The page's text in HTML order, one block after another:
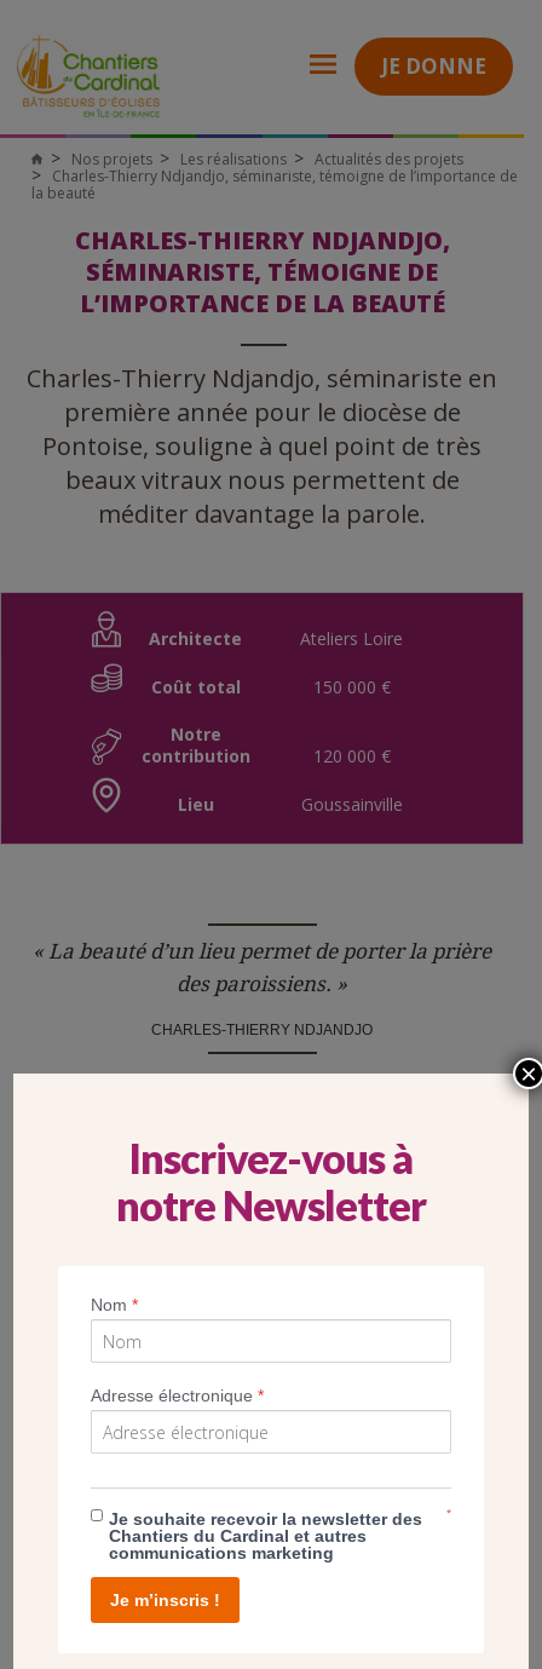
JE DONNE
Nos projets Les réalisations
Actualités des projets
Charles-Thierry Ndjandjo, séminariste, témoigne de l’importance de
la beauté
CHARLES-THIERRY NDJANDJO,
SÉMINARISTE, TÉMOIGNE DE
L’IMPORTANCE DE LA BEAUTÉ
Charles-Thierry Ndjandjo, séminariste en
première année pour le diocèse de
Pontoise, souligne à quel point de très
beaux vitraux nous permettent de
méditer davantage la parole.
Architecte Ateliers Loire
Coût total 150 000 €
Notre
contribution
120 000 €
Lieu Goussainville
« La beauté d’un lieu permet de porter la prière
des paroissiens. »
CHARLES-THIERRY NDJANDJO
UN DIALOGUE ENTRE L’ARCHITECTURE ET
LA FOI
« Je suis arrivé à Goussainville en 2003 avec ma famille. Ce
qui m’a beaucoup marqué dans cette paroisse c’est d’abord
Inscrivez-vous à
notre Newsletter
Nom*
Adresse électronique*
Je souhaite recevoir la newsletter des
Chantiers du Cardinal et autres
communications marketing
*
Je m’inscris !
×